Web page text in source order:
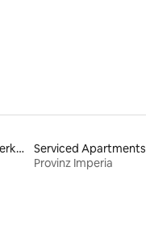
Haustierfreundliche Unterkünfte
Serviced Apartments
Provinz Imperia